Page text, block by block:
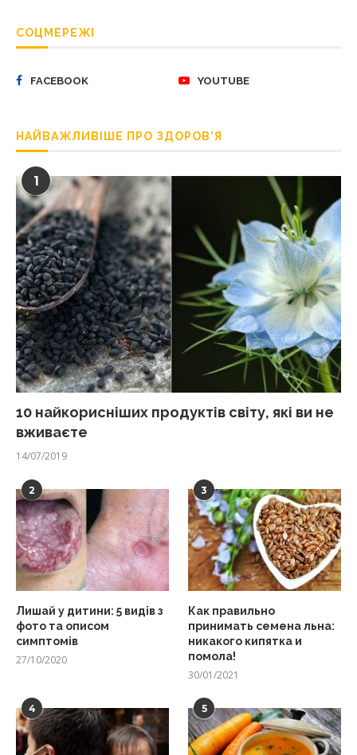
СОЦМЕРЕЖІ
FACEBOOK YOUTUBE
НАЙВАЖЛИВІШЕ ПРО ЗДОРОВ’Я
1
10 найкорисніших продуктів світу, які ви не
вживаєте
14/07/2019
2
Лишай у дитини: 5 видів з
фото та описом
симптомів
27/10/2020
3
Как правильно
принимать семена льна:
никакого кипятка и
помола!
30/01/2021
4 5